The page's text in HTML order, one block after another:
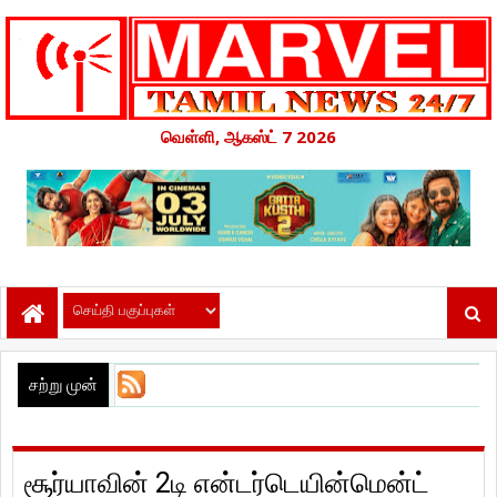
வெள்ளி, ஆகஸ்ட் 7 2026
சற்று முன்
சூர்யாவின் 2டி என்டர்டெயின்மென்ட்